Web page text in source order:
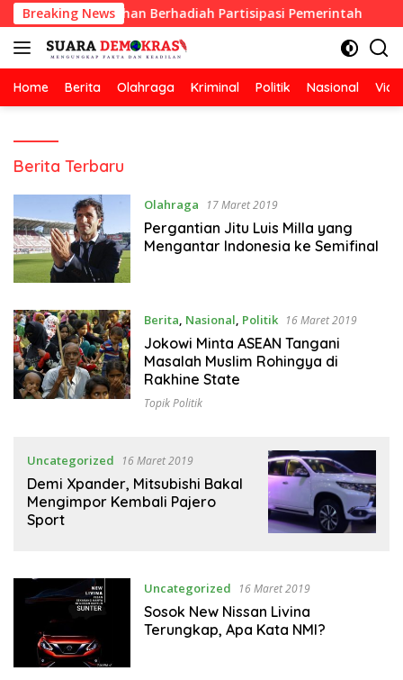
Langsung
ke
konten
Breaking News
Kebersihan Berhadiah Partisipasi Pemerintah
Home Berita Olahraga Kriminal Politik Nasional
Suara
Berita Terbaru
Olahraga 17 Maret 2019
Pergantian Jitu Luis Milla yang
Mengantar Indonesia ke Semifinal
Berita, Nasional, Politik 16 Maret 2019
Jokowi Minta ASEAN Tangani
Masalah Muslim Rohingya di
Rakhine State
Topik Politik
Uncategorized 16 Maret 2019
Demi Xpander, Mitsubishi Bakal
Mengimpor Kembali Pajero
Sport
Uncategorized 16 Maret 2019
Sosok New Nissan Livina
Terungkap, Apa Kata NMI?